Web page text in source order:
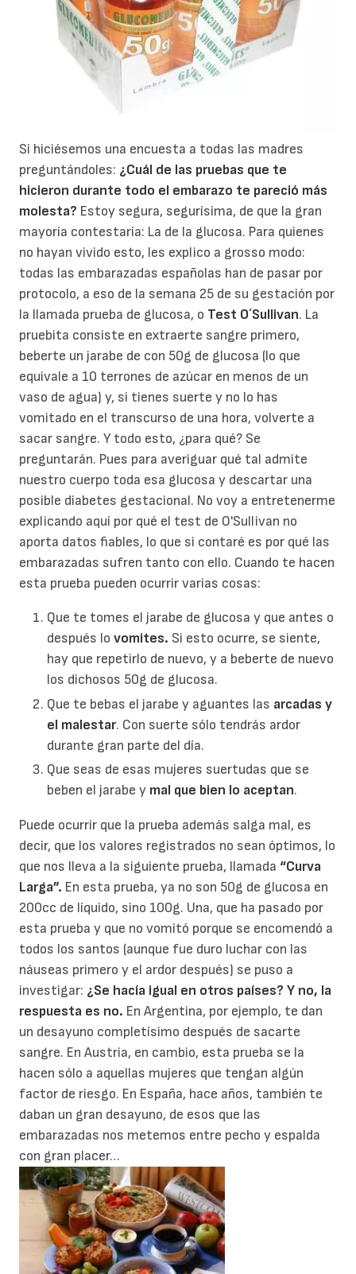
Si hiciésemos una encuesta a todas las madres
preguntándoles: ¿Cuál de las pruebas que te
hicieron durante todo el embarazo te pareció más
molesta? Estoy segura, segurísima, de que la gran
mayoría contestaría: La de la glucosa. Para quienes
no hayan vivido esto, les explico a grosso modo:
todas las embarazadas españolas han de pasar por
protocolo, a eso de la semana 25 de su gestación por
la llamada prueba de glucosa, o Test O´Sullivan. La
pruebita consiste en extraerte sangre primero,
beberte un jarabe de con 50g de glucosa (lo que
equivale a 10 terrones de azúcar en menos de un
vaso de agua) y, si tienes suerte y no lo has
vomitado en el transcurso de una hora, volverte a
sacar sangre. Y todo esto, ¿para qué? Se
preguntarán. Pues para averiguar qué tal admite
nuestro cuerpo toda esa glucosa y descartar una
posible diabetes gestacional. No voy a entretenerme
explicando aquí por qué el test de O'Sullivan no
aporta datos fiables, lo que si contaré es por qué las
embarazadas sufren tanto con ello. Cuando te hacen
esta prueba pueden ocurrir varias cosas:
Que te tomes el jarabe de glucosa y que antes o
después lovomites. Si esto ocurre, se siente,
hay que repetirlo de nuevo, y a beberte de nuevo
los dichosos 50g de glucosa.
Que te bebas el jarabe y aguantes las arcadas y
el malestar. Con suerte sólo tendrás ardor
durante gran parte del día.
Que seas de esas mujeres suertudas que se
beben el jarabe y mal que bien lo aceptan.
Puede ocurrir que la prueba además salga mal, es
decir, que los valores registrados no sean óptimos, lo
que nos lleva a la siguiente prueba, llamada “Curva
Larga”. En esta prueba, ya no son 50g de glucosa en
200cc de líquido, sino 100g. Una, que ha pasado por
esta prueba y que no vomitó porque se encomendó a
todos los santos (aunque fue duro luchar con las
náuseas primero y el ardor después) se puso a
investigar: ¿Se hacía igual en otros países? Y no, la
respuesta es no. En Argentina, por ejemplo, te dan
un desayuno completísimo después de sacarte
sangre. En Austria, en cambio, esta prueba se la
hacen sólo a aquellas mujeres que tengan algún
factor de riesgo. En España, hace años, también te
daban un gran desayuno, de esos que las
embarazadas nos metemos entre pecho y espalda
con gran placer…